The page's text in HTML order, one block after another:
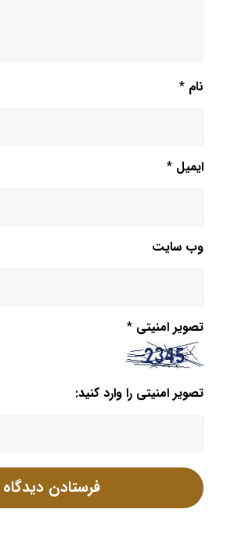
نام *
ایمیل *
وب‌ سایت
تصویر امنیتی *
تصویر امنیتی را وارد کنید: